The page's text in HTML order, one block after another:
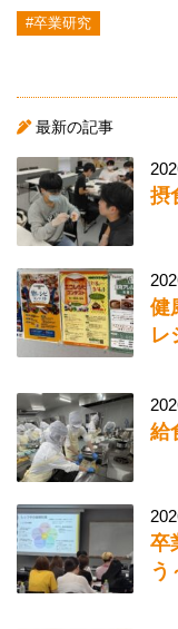
#卒業研究
最新の記事
摂
健
レ
給
卒
う